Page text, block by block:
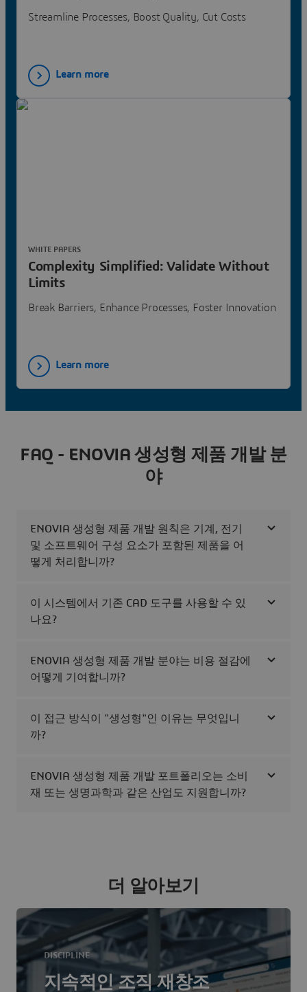
Streamline Processes, Boost Quality, Cut Costs
Learn more
Complexity Simplified: Validate Without
Limits
Break Barriers, Enhance Processes, Foster Innovation
WHITE PAPERS
Learn more
FAQ - ENOVIA 생성형 제품 개발 분
야
ENOVIA 생성형 제품 개발 원칙은 기계, 전기
및 소프트웨어 구성 요소가 포함된 제품을 어
떻게 처리합니까?
이 시스템에서 기존 CAD 도구를 사용할 수 있
나요?
ENOVIA 생성형 제품 개발 분야는 비용 절감에
어떻게 기여합니까?
이 접근 방식이 "생성형"인 이유는 무엇입니
까?
ENOVIA 생성형 제품 개발 포트폴리오는 소비
재 또는 생명과학과 같은 산업도 지원합니까?
더 알아보기
DISCIPLINE
지속적인 조직 재창조